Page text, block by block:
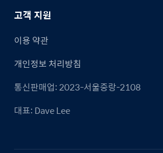
고객 지원
이용 약관
개인정보 처리방침
통신판매업: 2023-서울중랑-2108
대표: Dave Lee